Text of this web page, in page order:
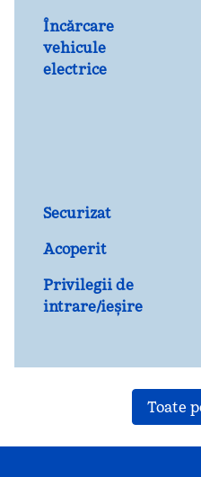
Încărcare
vehicule
electrice
Securizat
Acoperit
Privilegii de
intrare/ieșire
Toate